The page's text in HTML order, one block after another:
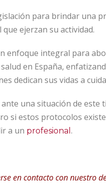
para brindar una
ejerzan su actividad.
enfoque integral para
en España,
dedican sus vidas a
una situación de este
si estos protocolos
a un profesional .
en contacto con nuestro